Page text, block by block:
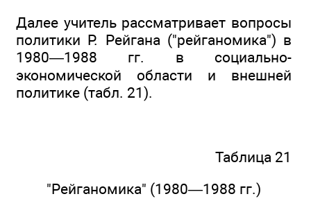
Далее учитель рассматривает вопросы
политики Р. Рейгана ("рейганомика") в
1980—1988 гг. в социально-
экономической области и внешней
политике (табл. 21).
Таблица 21
"Рейганомика" (1980—1988 гг.)